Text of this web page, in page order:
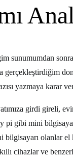
sunumumdan
gerçekleştirdiğim
yazmaya karar
girdi gireli,
pi gibi mini
olanlar el
cihazlar ve